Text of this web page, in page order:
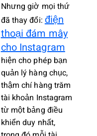
Nhưng giờ mọi thứ
đã thay đổi:điện
thoại đám mây
cho Instagram
hiện cho phép bạn
quản lý hàng chục,
thậm chí hàng trăm
tài khoản Instagram
từ một bảng điều
khiển duy nhất,